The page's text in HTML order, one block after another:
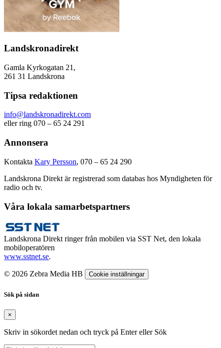
Landskronadirekt
Gamla Kyrkogatan 21,
261 31 Landskrona
Tipsa redaktionen
info@landskronadirekt.com
eller ring 070 – 65 24 291
Annonsera
Kontakta Kary Persson, 070 – 65 24 290
Landskrona Direkt är registrerad som databas hos Myndigheten för
radio och tv.
Våra lokala samarbetspartners
Landskrona Direkt ringer från mobilen via SST Net, den lokala
mobiloperatören
www.sstnet.se.
© 2026 Zebra Media HB Cookie inställningar
Sök på sidan
×
Skriv in sökordet nedan och tryck på Enter eller Sök